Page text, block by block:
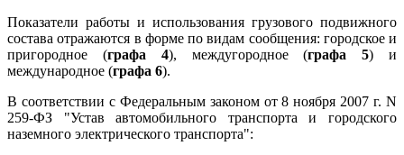
Показатели работы и использования грузового подвижного
состава отражаются в форме по видам сообщения: городское и
пригородное (графа 4), междугородное (графа 5) и
международное (графа 6).
В соответствии с Федеральным законом от 8 ноября 2007 г. N
259-ФЗ "Устав автомобильного транспорта и городского
наземного электрического транспорта":